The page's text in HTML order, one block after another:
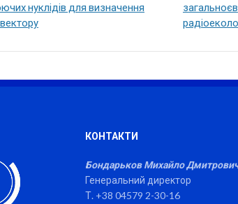
нуклідів для визначення
КОНТАКТИ
Бондарьков Михайло
Генеральний директор
Т. +38 04579 2-30-16